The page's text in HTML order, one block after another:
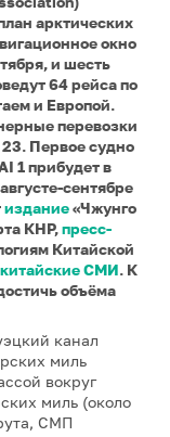
арктических
окно
и шесть
64 рейса по
и Европой.
перевозки
Первое судно
1 прибудет в
сентябре
издание«Чжунго
КНР,пресс-
Китайской
китайские СМИ. К
объёма
канал
миль
вокруг
миль (около
СМП